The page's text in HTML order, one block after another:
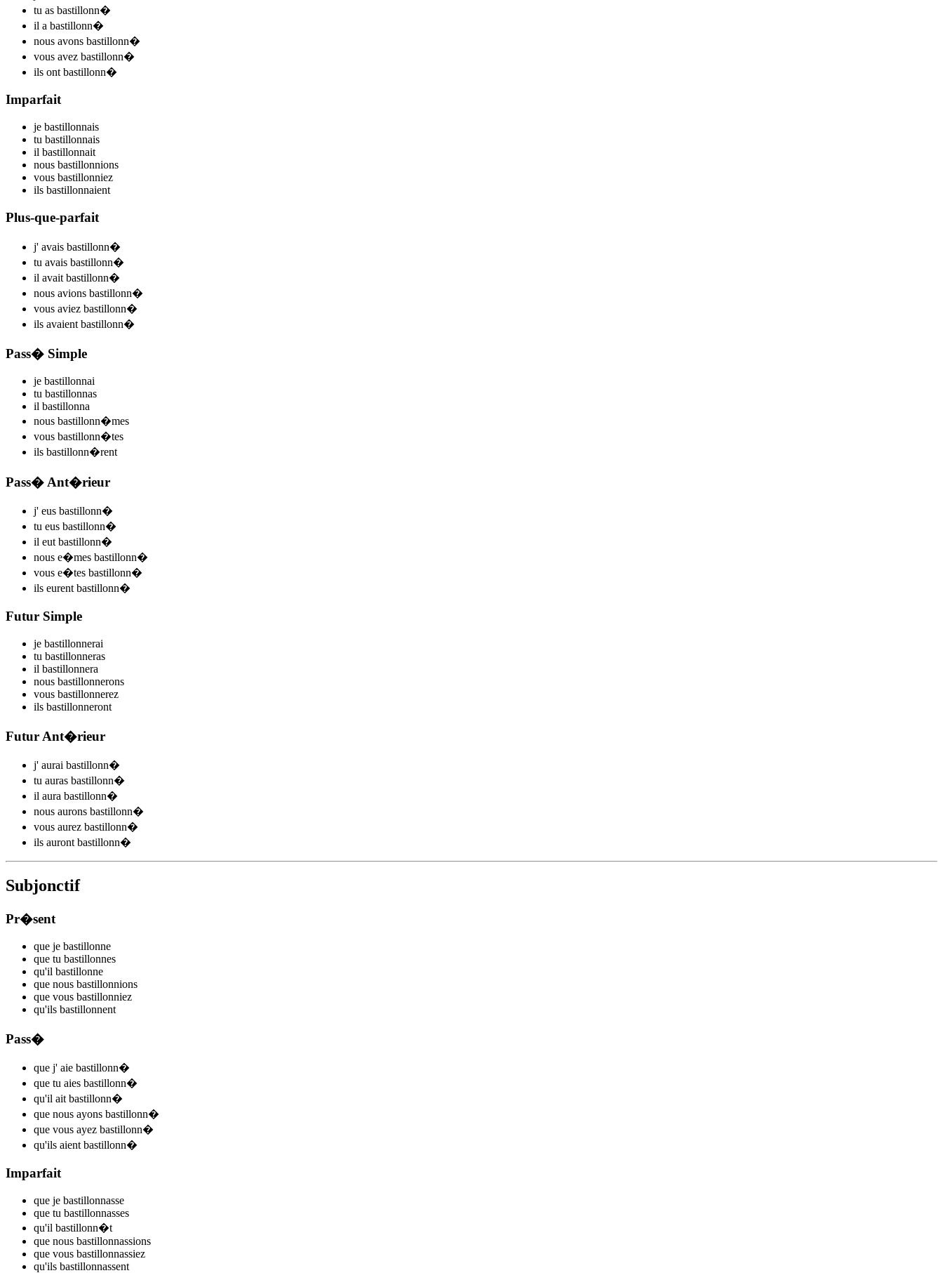
tu as bastillonn�
il a bastillonn�
nous avons bastillonn�
vous avez bastillonn�
ils ont bastillonn�
Imparfait
je bastillonnais
tu bastillonnais
il bastillonnait
nous bastillonnions
vous bastillonniez
ils bastillonnaient
Plus-que-parfait
j' avais bastillonn�
tu avais bastillonn�
il avait bastillonn�
nous avions bastillonn�
vous aviez bastillonn�
ils avaient bastillonn�
Pass� Simple
je bastillonnai
tu bastillonnas
il bastillonna
nous bastillonn�mes
vous bastillonn�tes
ils bastillonn�rent
Pass� Ant�rieur
j' eus bastillonn�
tu eus bastillonn�
il eut bastillonn�
nous e�mes bastillonn�
vous e�tes bastillonn�
ils eurent bastillonn�
Futur Simple
je bastillonnerai
tu bastillonneras
il bastillonnera
nous bastillonnerons
vous bastillonnerez
ils bastillonneront
Futur Ant�rieur
j' aurai bastillonn�
tu auras bastillonn�
il aura bastillonn�
nous aurons bastillonn�
vous aurez bastillonn�
ils auront bastillonn�
Subjonctif
Pr�sent
que je bastillonne
que tu bastillonnes
qu'il bastillonne
que nous bastillonnions
que vous bastillonniez
qu'ils bastillonnent
Pass�
que j' aie bastillonn�
que tu aies bastillonn�
qu'il ait bastillonn�
que nous ayons bastillonn�
que vous ayez bastillonn�
qu'ils aient bastillonn�
Imparfait
que je bastillonnasse
que tu bastillonnasses
qu'il bastillonn�t
que nous bastillonnassions
que vous bastillonnassiez
qu'ils bastillonnassent